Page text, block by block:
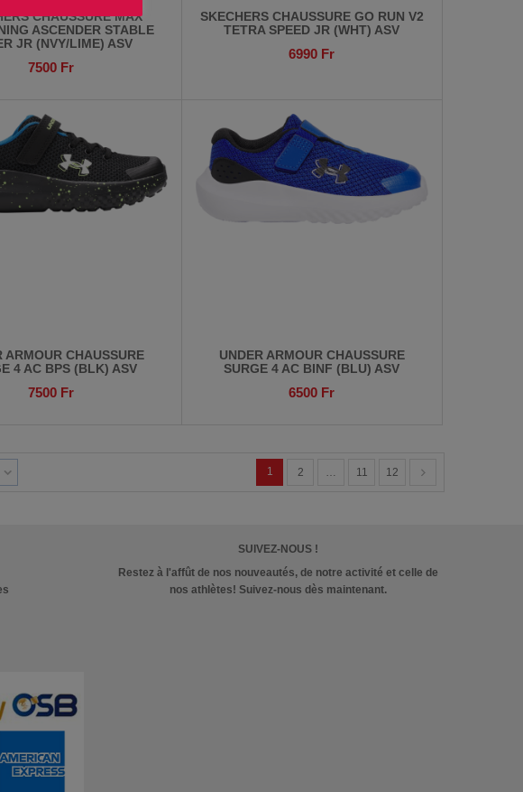
CHAUSSURE MAX
ASCENDER STABLE
JR (NVY/LIME) ASV
7500 Fr
SKECHERS CHAUSSURE GO RUN V2
TETRA SPEED JR (WHT) ASV
6990 Fr
ARMOUR CHAUSSURE
4 AC BPS (BLK) ASV
7500 Fr
UNDER ARMOUR CHAUSSURE
SURGE 4 AC BINF (BLU) ASV
6500 Fr
1 2 … 11 12
SUIVEZ-NOUS !
Restez à l'affût de nos nouveautés, de notre activité et celle de
nos athlètes! Suivez-nous dès maintenant.